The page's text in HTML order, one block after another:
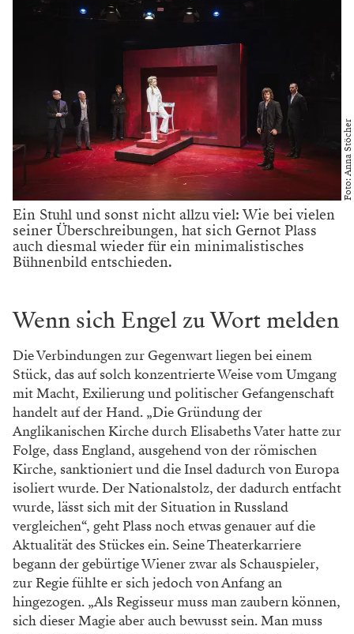
Foto: Anna Stöcher
Ein Stuhl und sonst nicht allzu viel: Wie bei vielen
seiner Überschreibungen, hat sich Gernot Plass
auch diesmal wieder für ein minimalistisches
Bühnenbild entschieden.
Wenn sich Engel zu Wort melden
Die Verbindungen zur Gegenwart liegen bei einem
Stück, das auf solch konzentrierte Weise vom Umgang
mit Macht, Exilierung und politischer Gefangenschaft
handelt auf der Hand. „Die Gründung der
Anglikanischen Kirche durch Elisabeths Vater hatte zur
Folge, dass England, ausgehend von der römischen
Kirche, sanktioniert und die Insel dadurch von Europa
isoliert wurde. Der Nationalstolz, der dadurch entfacht
wurde, lässt sich mit der Situation in Russland
vergleichen“, geht Plass noch etwas genauer auf die
Aktualität des Stückes ein. Seine Theaterkarriere
begann der gebürtige Wiener zwar als Schauspieler,
zur Regie fühlte er sich jedoch von Anfang an
hingezogen. „Als Regisseur muss man zaubern können,
sich dieser Magie aber auch bewusst sein. Man muss